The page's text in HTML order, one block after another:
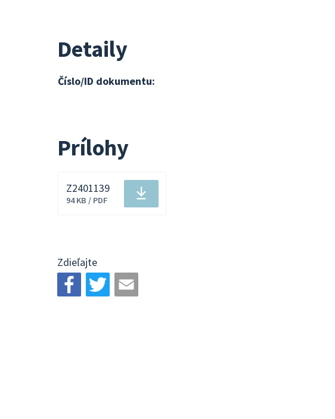
Detaily
Číslo/ID dokumentu:
Prílohy
Stiahnuť
Z2401139
94 KB / PDF
Zdieľajte